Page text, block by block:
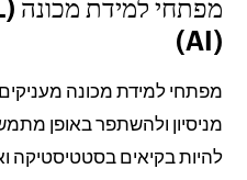
(AI)
מפתחי למידת מכונה
להיות בקיאים בסטטיסטיקה